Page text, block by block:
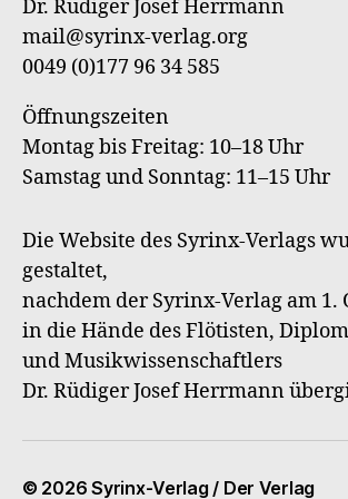
Dr. Rüdiger Josef Herrmann
mail@syrinx-verlag.org
0049 (0)177 96 34 585
Öffnungszeiten
Montag bis Freitag: 10–18 Uhr
Samstag und Sonntag: 11–15 Uhr
Die Website des Syrinx-Verlags
gestaltet,
nachdem der Syrinx-Verlag am 1.
in die Hände des Flötisten,
und Musikwissenschaftlers
Dr. Rüdiger Josef Herrmann
© 2026Syrinx-Verlag / Der Verlag